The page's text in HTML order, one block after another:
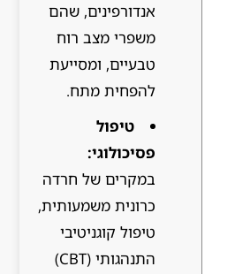
אנדורפינים, שהם
משפרי מצב רוח
טבעיים, ומסייעת
להפחית מתח.
טיפול
פסיכולוגי:
במקרים של חרדה
כרונית משמעותית,
טיפול קוגניטיבי
התנהגותי (CBT)